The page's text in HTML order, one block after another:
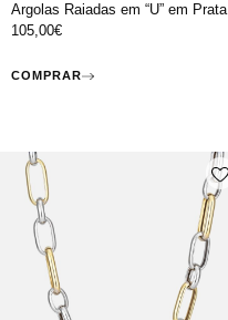
Argolas Raiadas em “U” em Prata
105,00€
COMPRAR